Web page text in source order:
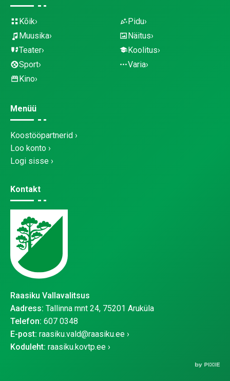
Kõik
Muusika
Teater
Sport
Kino
Pidu
Näitus
Koolitus
Varia
Menüü
Koostööpartnerid
Loo konto
Logi sisse
Kontakt
Raasiku Vallavalitsus
Aadress: Tallinna mnt 24, 75201 Aruküla
Telefon: 607 0348
E-post: raasiku.vald@raasiku.ee
Koduleht: raasiku.kovtp.ee